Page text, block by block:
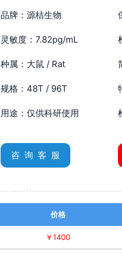
品牌：源桔生物
灵敏度：7.82pg/mL
种属：大鼠 / Rat
规格：48T / 96T
用途：仅供科研使用
咨 询 客 服
价格
￥1400